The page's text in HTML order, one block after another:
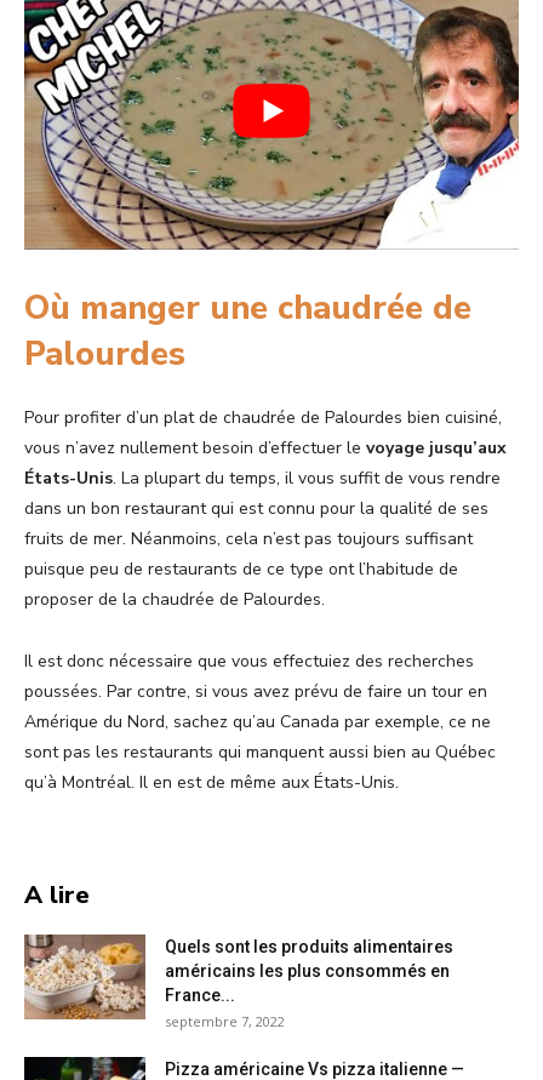
Où manger une chaudrée de
Palourdes
Pour profiter d’un plat de chaudrée de Palourdes bien cuisiné,
vous n’avez nullement besoin d’effectuer le voyage jusqu’aux
États-Unis. La plupart du temps, il vous suffit de vous rendre
dans un bon restaurant qui est connu pour la qualité de ses
fruits de mer. Néanmoins, cela n’est pas toujours suffisant
puisque peu de restaurants de ce type ont l’habitude de
proposer de la chaudrée de Palourdes.
Il est donc nécessaire que vous effectuiez des recherches
poussées. Par contre, si vous avez prévu de faire un tour en
Amérique du Nord, sachez qu’au Canada par exemple, ce ne
sont pas les restaurants qui manquent aussi bien au Québec
qu’à Montréal. Il en est de même aux États-Unis.
A lire
Quels sont les produits alimentaires
américains les plus consommés en
France...
septembre 7, 2022
Pizza américaine Vs pizza italienne —